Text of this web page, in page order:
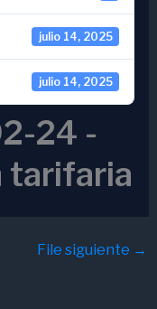
julio 14, 2025
julio 14, 2025
24 -
tarifaria
File siguiente →